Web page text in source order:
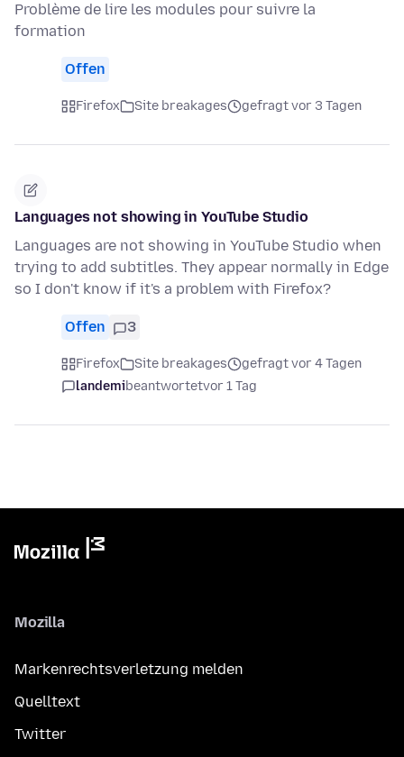
Problème de lire les modules pour suivre la
formation
Offen
Firefox Site breakages gefragt vor 3 Tagen
Languages not showing in YouTube Studio
Languages are not showing in YouTube Studio when
trying to add subtitles. They appear normally in Edge
so I don't know if it's a problem with Firefox?
Offen 3
Firefox Site breakages
gefragt vor 4 Tagen
landemibeantwortetvor 1 Tag
Mozilla
Markenrechtsverletzung melden
Quelltext
Twitter